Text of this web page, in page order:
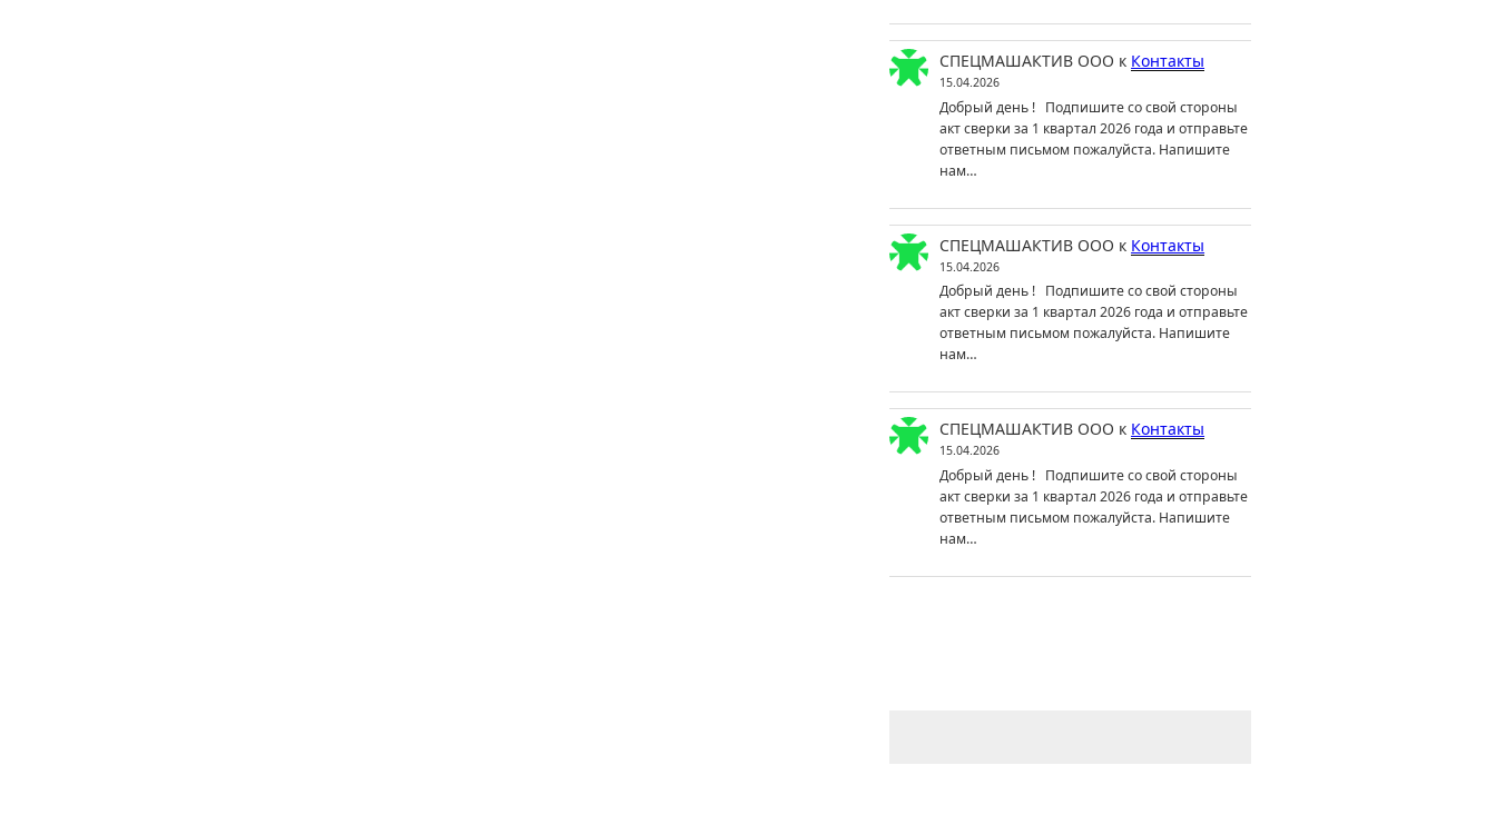
СПЕЦМАШАКТИВ ООО к Контакты
15.04.2026
Добрый день ! Подпишите со свой стороны
акт сверки за 1 квартал 2026 года и отправьте
ответным письмом пожалуйста. Напишите
нам…
СПЕЦМАШАКТИВ ООО к Контакты
15.04.2026
Добрый день ! Подпишите со свой стороны
акт сверки за 1 квартал 2026 года и отправьте
ответным письмом пожалуйста. Напишите
нам…
СПЕЦМАШАКТИВ ООО к Контакты
15.04.2026
Добрый день ! Подпишите со свой стороны
акт сверки за 1 квартал 2026 года и отправьте
ответным письмом пожалуйста. Напишите
нам…